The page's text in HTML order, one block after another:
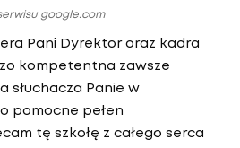
google.com
Pani Dyrektor oraz kadra
kompetentna zawsze
słuchacza Panie w
pomocne pełen
tę szkołę z całego serca